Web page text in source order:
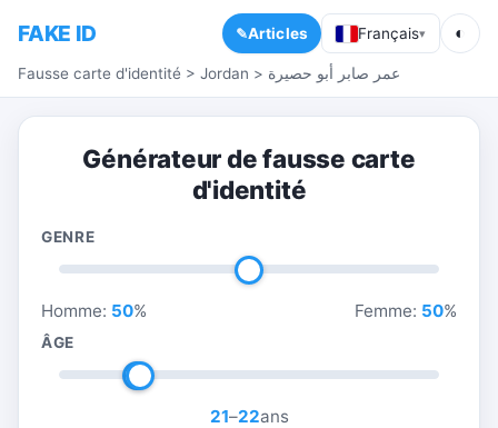
FAKE ID Articles Français▾ ◐
Fausse carte d'identité > Jordan > عمر صابر أبو حصيرة
Générateur de fausse carte
d'identité
GENRE
Homme: 50% Femme: 50%
ÂGE
21–22ans